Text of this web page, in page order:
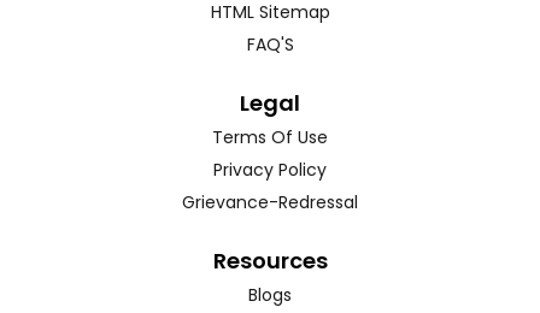
HTML Sitemap
FAQ'S
Legal
Terms Of Use
Privacy Policy
Grievance-Redressal
Resources
Blogs